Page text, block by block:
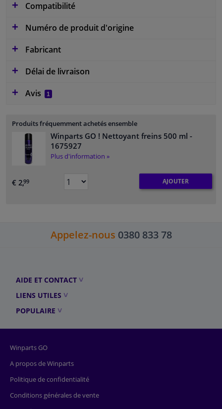
Compatibilité
Numéro de produit d'origine
Fabricant
Délai de livraison
Avis
1
Produits fréquemment achetés ensemble
Winparts GO ! Nettoyant freins 500 ml -
1675927
Plus d'information »
€ 2,99 AJOUTER
Appelez-nous 0380 833 78
AIDE ET CONTACT
LIENS UTILES
POPULAIRE
Winparts GO
A propos de Winparts
Politique de confidentialité
Conditions générales de vente